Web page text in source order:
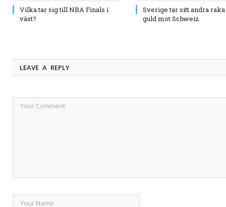
Vilka tar sig till NBA Finals i
väst?
Sverige tar sitt andra
guld mot Schweiz
LEAVE A REPLY